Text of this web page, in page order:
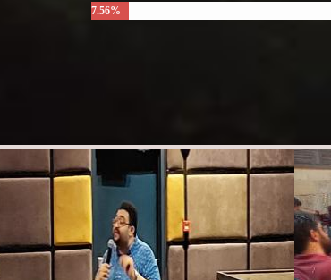
7.56%